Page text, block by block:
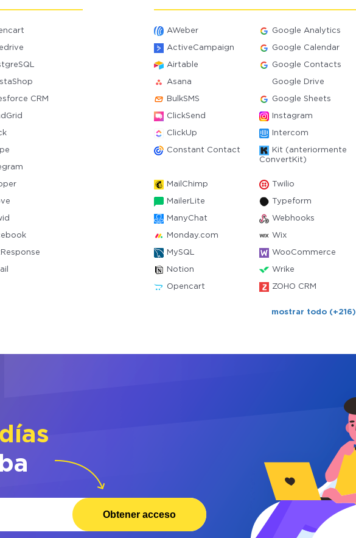
CRM
AWeber Google Analytics
ActiveCampaign Google Calendar
Airtable Google Contacts
Asana Google Drive
BulkSMS Google Sheets
ClickSend Instagram
ClickUp Intercom
Constant Contact
Kit (anteriormente
ConvertKit)
MailChimp Twilio
MailerLite Typeform
ManyChat Webhooks
Monday.com Wix
MySQL WooCommerce
Notion Wrike
Opencart ZOHO CRM
mostrar todo (+216)
Obtener acceso